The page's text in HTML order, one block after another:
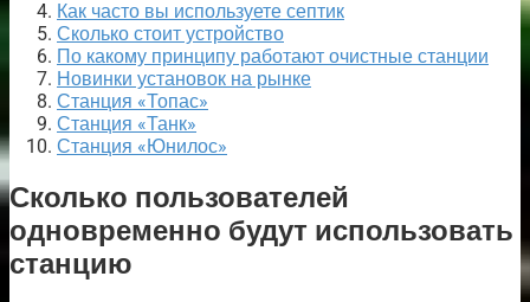
Как часто вы используете септик
Сколько стоит устройство
По какому принципу работают очистные станции
Новинки установок на рынке
Станция «Топас»
Станция «Танк»
Станция «Юнилос»
Сколько пользователей
одновременно будут использовать
станцию